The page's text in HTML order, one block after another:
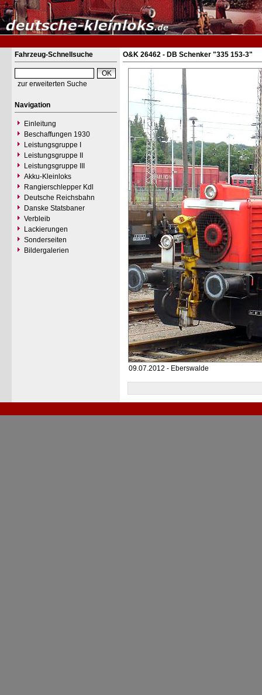
Fahrzeug-Schnellsuche
zur erweiterten Suche
Navigation
Einleitung
Beschaffungen 1930
Leistungsgruppe I
Leistungsgruppe II
Leistungsgruppe III
Akku-Kleinloks
Rangierschlepper Kdl
Deutsche Reichsbahn
Danske Statsbaner
Verbleib
Lackierungen
Sonderseiten
Bildergalerien
O&K 26462 - DB Schenker "335 153-3"
09.07.2012 - Eberswalde